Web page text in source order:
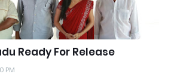
Ready For Release
PM